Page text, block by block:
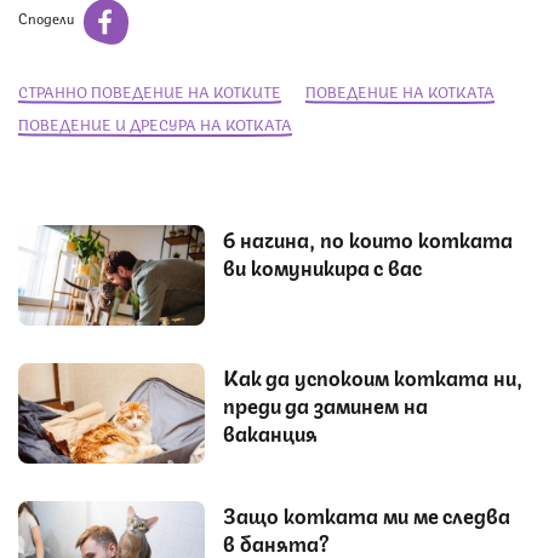
Сподели
СТРАННО ПОВЕДЕНИЕ НА КОТКИТЕ
ПОВЕДЕНИЕ НА КОТКАТА
ПОВЕДЕНИЕ И ДРЕСУРА НА КОТКАТА
6 начина, по които котката
ви комуникира с вас
Как да успокоим котката ни,
преди да заминем на
ваканция
Защо котката ми ме следва
в банята?